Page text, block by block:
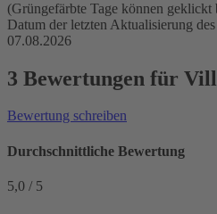
(Grüngefärbte Tage können
Datum der letzten Aktualisierung
07.08.2026
3 Bewertungen für
Bewertung schreiben
Durchschnittliche Bewertung
5,0 / 5